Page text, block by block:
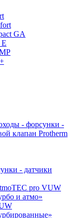
GA
- форсунки -
клапан Protherm
- датчики
pro VUW
и атмо»